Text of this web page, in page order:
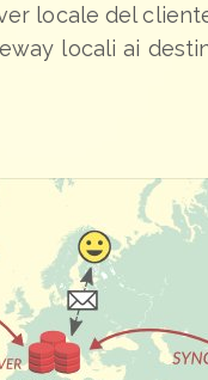
locale del
locali ai